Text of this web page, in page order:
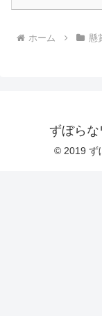
ホーム 懸
ずぼら
© 2019 ず